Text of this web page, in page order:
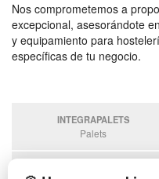
Nos comprometemos a
excepcional, asesorándote
y equipamiento para
específicas de tu negocio.
INTEGRAPALETS
Palets